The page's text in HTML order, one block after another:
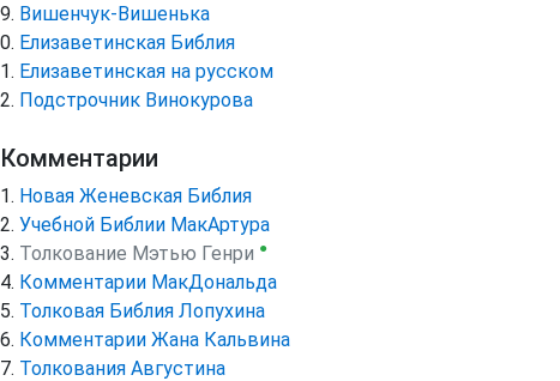
Вишенчук-Вишенька
Елизаветинская Библия
Елизаветинская на русском
Подстрочник Винокурова
Комментарии
Новая Женевская Библия
Учебной Библии МакАртура
Толкование Мэтью Генри ●
Комментарии МакДональда
Толковая Библия Лопухина
Комментарии Жана Кальвина
Толкования Августина